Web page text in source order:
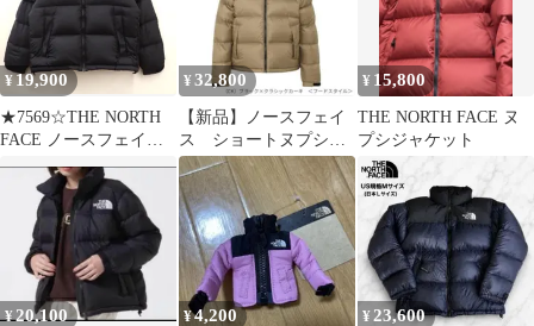
¥19,900
★7569☆THE NORTH
FACE ノースフェイス
Short Nuptse Jacket ショ
ートヌプシジャケット
NDW92335 M
¥ 32,800
【新品】ノースフェイ
ス ショートヌプシジ
ャケット(ウィメンズ)
NDW92555
¥ 15,800
THE NORTH FACE ヌ
プシジャケット
¥ 20,100 ¥4,200 ¥ 23,600